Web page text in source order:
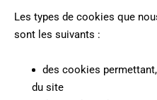
Les types de cookies que
sont les suivants :
des cookies
du site